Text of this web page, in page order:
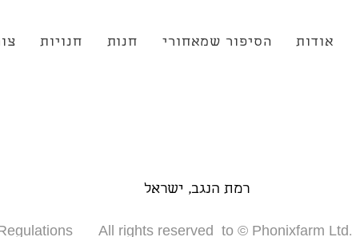
חנויות חנות הסיפור שמאחורי אודות
רמת הנגב, ישראל
All rights reserved to © Phonixfarm Ltd.